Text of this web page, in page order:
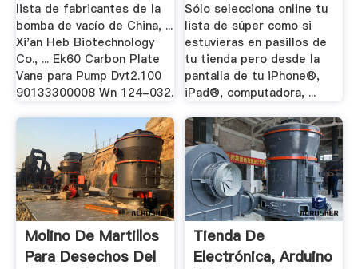
lista de fabricantes de la
bomba de vacío de China, ...
Xi'an Heb Biotechnology
Co., ... Ek60 Carbon Plate
Vane para Pump Dvt2.100
90133300008 Wn 124-032.
Sólo selecciona online tu
lista de súper como si
estuvieras en pasillos de
tu tienda pero desde la
pantalla de tu iPhone®,
iPad®, computadora, ...
Molino De Martillos
Para Desechos Del
Tienda De
Electrónica, Arduino